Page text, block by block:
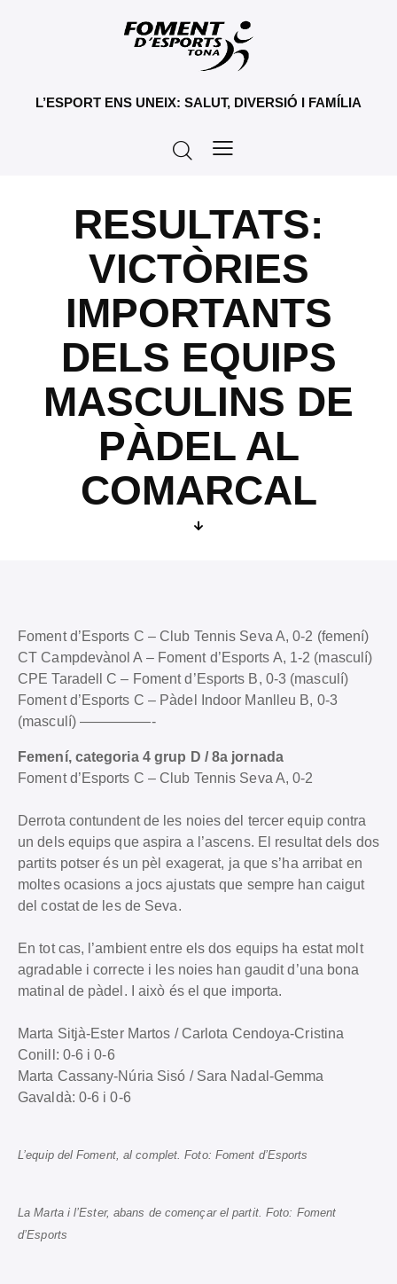
L’ESPORT ENS UNEIX: SALUT, DIVERSIÓ I FAMÍLIA
RESULTATS:
VICTÒRIES
IMPORTANTS
DELS EQUIPS
MASCULINS DE
PÀDEL AL
COMARCAL
Foment d’Esports C – Club Tennis Seva A, 0-2 (femení)
CT Campdevànol A – Foment d’Esports A, 1-2 (masculí)
CPE Taradell C – Foment d’Esports B, 0-3 (masculí)
Foment d’Esports C – Pàdel Indoor Manlleu B, 0-3
(masculí) —————-
Femení, categoria 4 grup D / 8a jornada
Foment d’Esports C – Club Tennis Seva A, 0-2
Derrota contundent de les noies del tercer equip contra
un dels equips que aspira a l’ascens. El resultat dels dos
partits potser és un pèl exagerat, ja que s’ha arribat en
moltes ocasions a jocs ajustats que sempre han caigut
del costat de les de Seva.
En tot cas, l’ambient entre els dos equips ha estat molt
agradable i correcte i les noies han gaudit d’una bona
matinal de pàdel. I això és el que importa.
Marta Sitjà-Ester Martos / Carlota Cendoya-Cristina
Conill: 0-6 i 0-6
Marta Cassany-Núria Sisó / Sara Nadal-Gemma
Gavaldà: 0-6 i 0-6
L’equip del Foment, al complet. Foto: Foment d’Esports
La Marta i l’Ester, abans de començar el partit. Foto: Foment
d’Esports